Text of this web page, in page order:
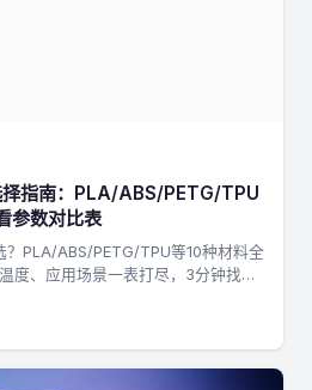
指南：PLA/ABS/PETG/TPU
参数对比表
PLA/ABS/PETG/TPU等10种材料全
度、应用场景一表打尽，3分钟找到